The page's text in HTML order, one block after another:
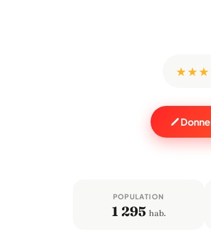
★ ★ ★
POPULATION
1 295 hab.